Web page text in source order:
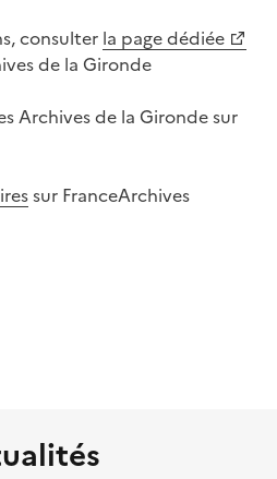
consulter la page dédiée
de la Gironde
Archives de la Gironde sur
sur FranceArchives